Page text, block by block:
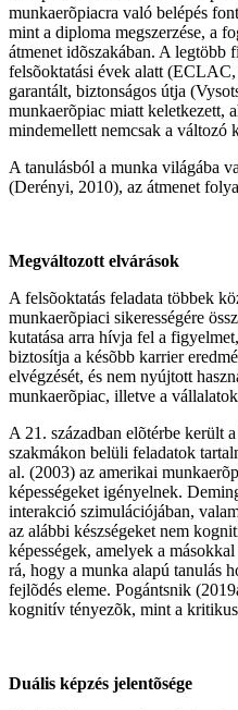
munkaerõpiacra való belépés
mint a diploma megszerzése, a
átmenet idõszakában. A legtöbb
felsõoktatási évek alatt
garantált, biztonságos útja
munkaerõpiac miatt keletkezett,
mindemellett nemcsak a
A tanulásból a munka világába
(Derényi, 2010), az átmenet
Megváltozott elvárások
A felsõoktatás feladata többek
munkaerõpiaci sikerességére
kutatása arra hívja fel a
biztosítja a késõbb karrier
elvégzését, és nem nyújtott
munkaerõpiac, illetve a
A 21. században elõtérbe került
szakmákon belüli feladatok
al. (2003) az amerikai
képességeket igényelnek.
interakció szimulációjában,
az alábbi készségeket nem
képességek, amelyek a
rá, hogy a munka alapú tanulás
fejlõdés eleme. Pogántsnik
kognitív tényezõk, mint a
Duális képzés jelentõsége